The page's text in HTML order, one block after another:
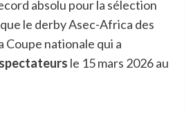
absolu pour la sélection
le derby Asec-Africa des
Coupe nationale qui a
le 15 mars 2026 au